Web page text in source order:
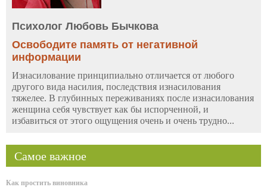
Самое важное
Как простить виновника
Психолог Любовь Бычкова
Освободите память от негативной
информации
Изнасилование принципиально отличается от любого
другого вида насилия, последствия изнасилования
тяжелее. В глубинных переживаниях после изнасилования
женщина себя чувствует как бы испорченной, и
избавиться от этого ощущения очень и очень трудно...